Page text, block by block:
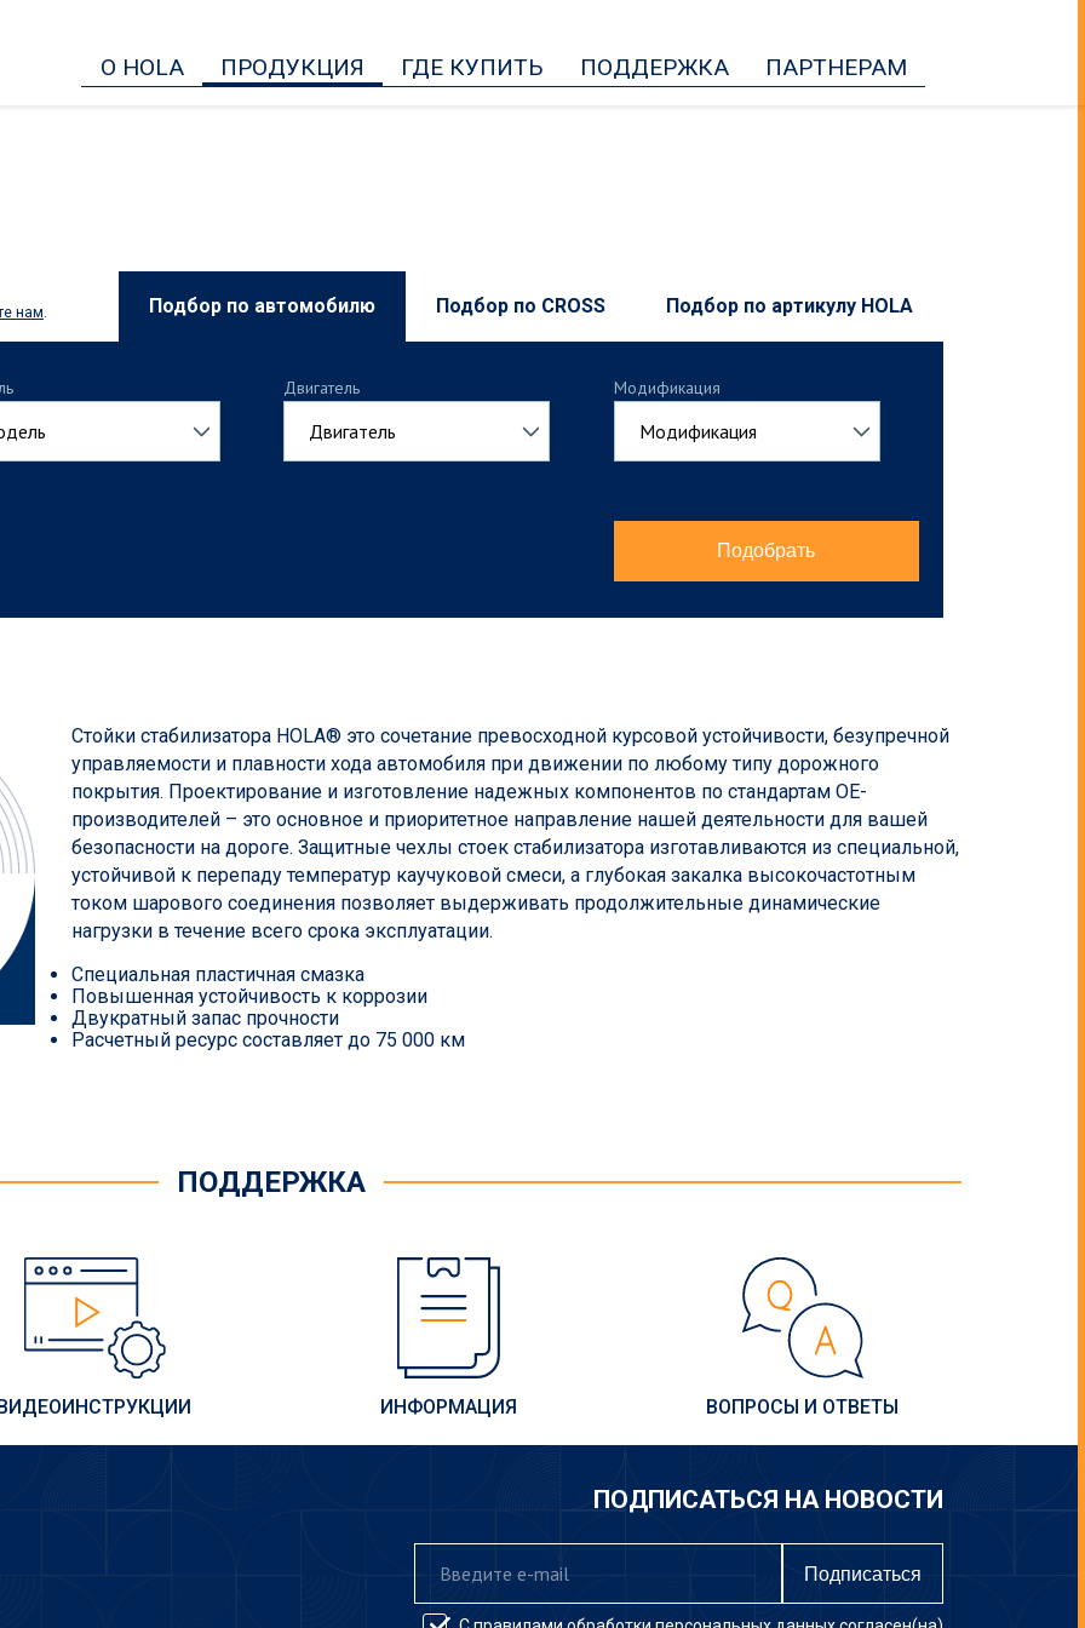
О HOLA ПРОДУКЦИЯ ГДЕ КУПИТЬ ПОДДЕРЖКА ПАРТНЕРАМ
нам. Подбор по автомобилю Подбор по CROSS Подбор по артикулу HOLA
Двигатель Модификация
Подобрать
Стойки стабилизатора HOLА® это сочетание превосходной курсовой устойчивости, безупречной
управляемости и плавности хода автомобиля при движении по любому типу дорожного
покрытия. Проектирование и изготовление надежных компонентов по стандартам ОЕ-
производителей – это основное и приоритетное направление нашей деятельности для вашей
безопасности на дороге. Защитные чехлы стоек стабилизатора изготавливаются из специальной,
устойчивой к перепаду температур каучуковой смеси, а глубокая закалка высокочастотным
током шарового соединения позволяет выдерживать продолжительные динамические
нагрузки в течение всего срока эксплуатации.
Специальная пластичная смазка
Повышенная устойчивость к коррозии
Двукратный запас прочности
Расчетный ресурс составляет до 75 000 км
ПОДДЕРЖКА
ИНФОРМАЦИЯ ВОПРОСЫ И ОТВЕТЫ
ПОДПИСАТЬСЯ НА НОВОСТИ
Подписаться